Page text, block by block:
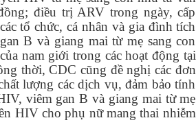
điều trị ARV trong ngày, cấp
tổ chức, cá nhân và gia đình tích
B và giang mai từ mẹ sang con
nam giới trong các hoạt động tại
thời, CDC cũng đề nghị các đơn
lượng các dịch vụ, đảm bảo tính
viêm gan B và giang mai từ mẹ
HIV cho phụ nữ mang thai nhiễm